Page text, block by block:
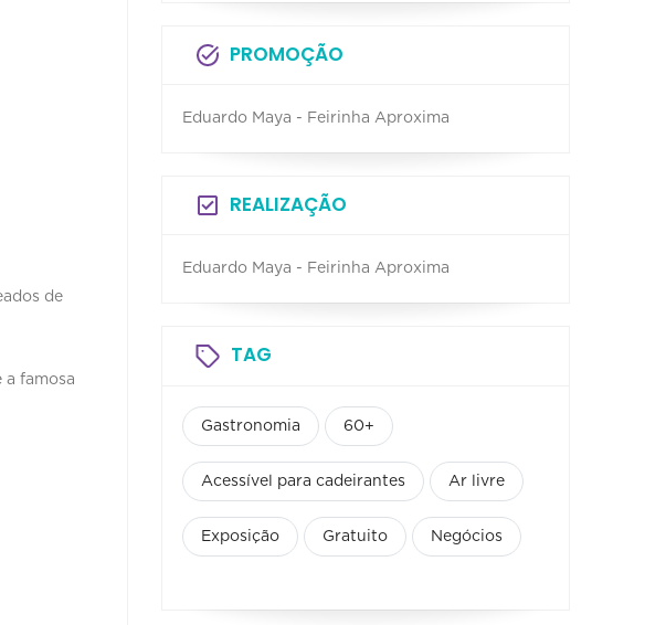
de
famosa
PROMOÇÃO
Eduardo Maya - Feirinha Aproxima
REALIZAÇÃO
Eduardo Maya - Feirinha Aproxima
TAG
Gastronomia 60+
Acessível para cadeirantes Ar livre
Exposição Gratuito Negócios